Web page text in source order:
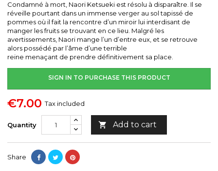
Condamné à mort, Naori Ketsueki est résolu à disparaître. Il se
réveille pourtant dans un immense verger au sol tapissé de
pommes où il fait la rencontre d’un miroir lui interdisant de
manger les fruits se trouvant en ce lieu. Malgré les
avertissements, Naori mange l’un d’entre eux, et se retrouve
alors possédé par l’âme d’une terrible
reine menaçant de prendre définitivement sa place.
SIGN IN TO PURCHASE THIS PRODUCT
€7.00 Tax included
Quantity  Add to cart
Share